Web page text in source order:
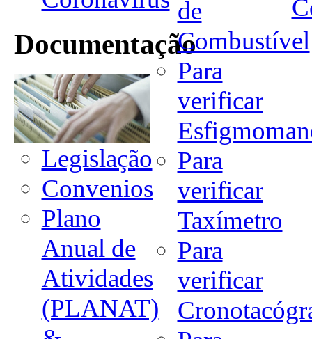
Documentação
Legislação
Convenios
Plano
Anual de
Atividades
(PLANAT)
de
Combustível
Para
verificar
Para
verificar
Taxímetro
Para
verificar